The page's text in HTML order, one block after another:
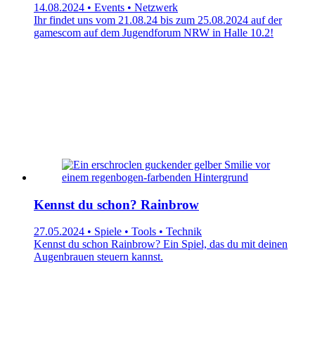
14.08.2024 • Events • Netzwerk
Ihr findet uns vom 21.08.24 bis zum 25.08.2024 auf der
gamescom auf dem Jugendforum NRW in Halle 10.2!
Kennst du schon? Rainbrow
27.05.2024 • Spiele • Tools • Technik
Kennst du schon Rainbrow? Ein Spiel, das du mit deinen
Augenbrauen steuern kannst.